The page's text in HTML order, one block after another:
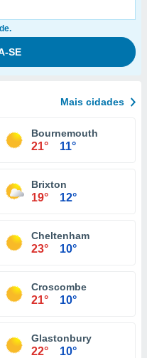
Mais cidades
Bournemouth
21° 11°
Brixton
19° 12°
Cheltenham
23° 10°
Croscombe
21° 10°
Glastonbury
22° 10°